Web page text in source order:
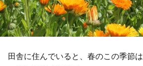
田舎に住んでいると、春のこの季節